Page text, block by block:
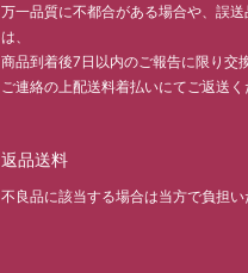
万一品質に不都合がある場合や、誤
は、
商品到着後7日以内のご報告に限り交
ご連絡の上配送料着払いにてご返送
返品送料
不良品に該当する場合は当方で負担い